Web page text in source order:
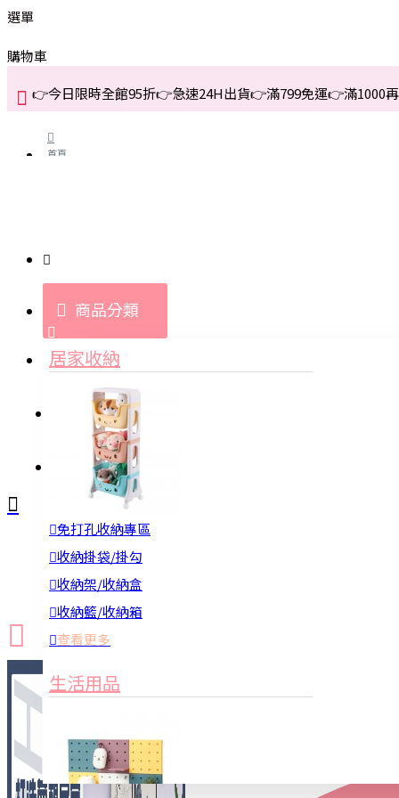
選單
購物車
👉今日限時全館95折👉急速24H出貨👉滿799免運👉滿1000
首頁
商品分類
居家收納
免打孔收納專區
收納掛袋/掛勾
收納架/收納盒
收納籃/收納箱
查看更多
生活用品
登入
新品上市